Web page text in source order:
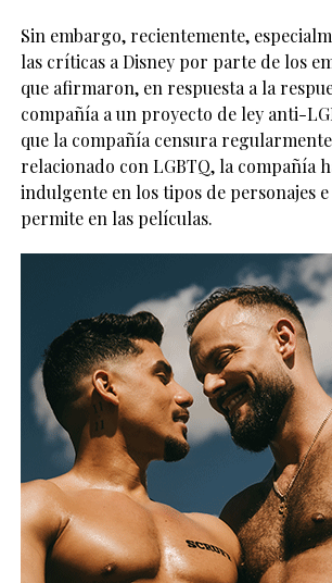
Sin embargo, recientemente,
las críticas a Disney por parte de los
que afirmaron, en respuesta a la
compañía a un proyecto de ley anti-
que la compañía censura
relacionado con LGBTQ, la compañía
indulgente en los tipos de personajes
permite en las películas.